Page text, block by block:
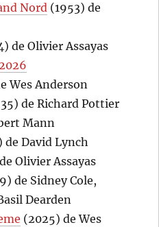
Nord (1953) de
de Olivier Assayas
Wes Anderson
de Richard Pottier
Mann
de David Lynch
Olivier Assayas
de Sidney Cole,
Dearden
(2025) de Wes